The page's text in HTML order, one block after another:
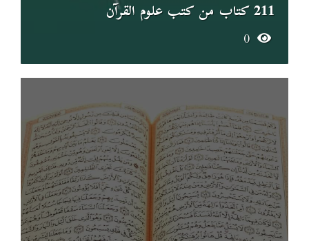
211 كتاب من كتب علوم القرآن